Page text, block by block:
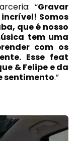
“Gravar
incrível! Somos
que é nosso
tem uma
com os
Esse feat
& Felipe e da
sentimento.”